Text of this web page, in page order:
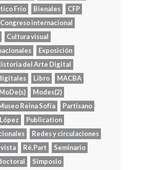
Frío Bienales
CFP
Congreso internacional
Cultura visual
Exposición
del Arte Digital
Libro
MACBA
MoDe(s)
Modes(2)
Reina Sofía
Partisano
Publication
Redes y circulaciones
Ré.Part
Seminario
Simposio